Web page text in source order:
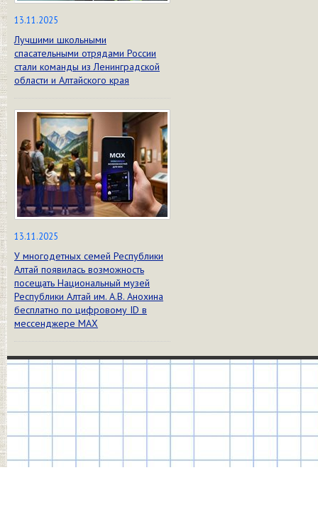
13.11.2025
Лучшими школьными
спасательными отрядами России
стали команды из Ленинградской
области и Алтайского края
13.11.2025
У многодетных семей Республики
Алтай появилась возможность
посещать Национальный музей
Республики Алтай им. А.В. Анохина
бесплатно по цифровому ID в
мессенджере МАХ